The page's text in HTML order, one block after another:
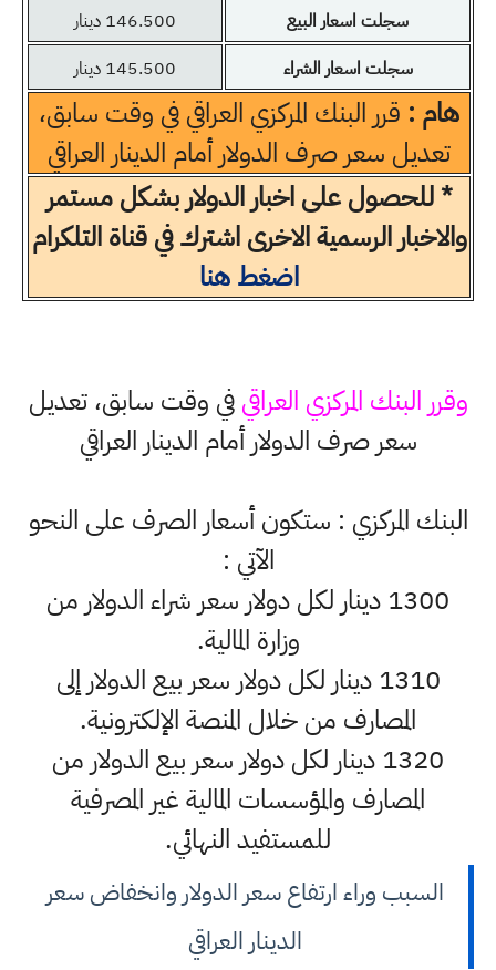
سجلت اسعار البيع
146.500 دينار
سجلت اسعار الشراء
145.500 دينار
هام : قرر البنك المركزي العراقي في وقت سابق،
تعديل سعر صرف الدولار أمام الدينار العراقي
* للحصول على اخبار الدولار بشكل مستمر
والاخبار الرسمية الاخرى اشترك في قناة التلكرام
اضغط هنا
وقرر البنك المركزي العراقيفي وقت سابق، تعديل
سعر صرف الدولار أمام الدينار العراقي
البنك المركزي : ستكون أسعار الصرف على النحو
الآتي :
1300 دينار لكل دولار سعر شراء الدولار من
وزارة المالية.
1310 دينار لكل دولار سعر بيع الدولار إلى
المصارف من خلال المنصة الإلكترونية.
1320 دينار لكل دولار سعر بيع الدولار من
المصارف والمؤسسات المالية غير المصرفية
للمستفيد النهائي.
السبب وراء ارتفاع سعر الدولار وانخفاض سعر
الدينار العراقي